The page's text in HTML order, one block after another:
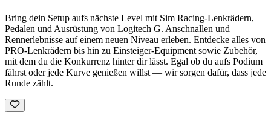
Bring dein Setup aufs nächste Level mit Sim Racing-Lenkrädern,
Pedalen und Ausrüstung von Logitech G. Anschnallen und
Rennerlebnisse auf einem neuen Niveau erleben. Entdecke alles von
PRO-Lenkrädern bis hin zu Einsteiger-Equipment sowie Zubehör,
mit dem du die Konkurrenz hinter dir lässt. Egal ob du aufs Podium
fährst oder jede Kurve genießen willst — wir sorgen dafür, dass jede
Runde zählt.